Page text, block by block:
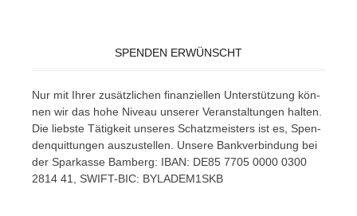
SPENDEN ERWÜNSCHT
Nur mit Ih­rer zu­sätz­li­chen fi­nan­zi­el­len Un­ter­stüt­zung kön­
nen wir das hohe Ni­veau un­se­rer Ver­an­stal­tun­gen hal­ten.
Die liebs­te Tä­tig­keit un­se­res Schatz­meis­ters ist es, Spen­
den­quit­tun­gen aus­zu­stel­len. Un­se­re Bank­ver­bin­dung bei
der Spar­kas­se Bam­berg: IBAN: DE85 7705 0000 0300
2814 41, SWIFT-BIC: BYLADEM1SKB